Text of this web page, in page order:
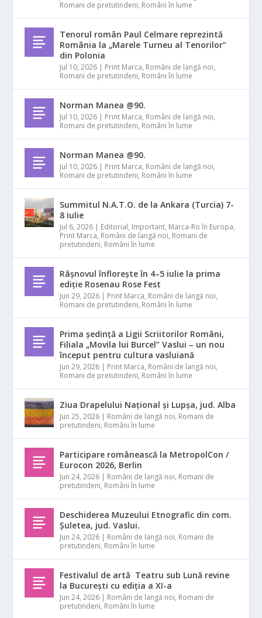
Romani de pretutindeni, Români în lume
Tenorul român Paul Celmare reprezintă
România la „Marele Turneu al Tenorilor”
din Polonia
Jul 10, 2026 | Print Marca, Români de langă noi,
Romani de pretutindeni, Români în lume
Norman Manea @90.
Jul 10, 2026 | Print Marca, Români de langă noi,
Romani de pretutindeni, Români în lume
Norman Manea @90.
Jul 10, 2026 | Print Marca, Români de langă noi,
Romani de pretutindeni, Români în lume
Summitul N.A.T.O. de la Ankara (Turcia) 7-
8 iulie
Jul 6, 2026 | Editorial, Important, Marca-Ro în Europa,
Print Marca, Români de langă noi, Romani de
pretutindeni, Români în lume
Râșnovul înflorește în 4–5 iulie la prima
ediție Rosenau Rose Fest
Jun 29, 2026 | Print Marca, Români de langă noi,
Romani de pretutindeni, Români în lume
Prima ședință a Ligii Scriitorilor Români,
Filiala „Movila lui Burcel” Vaslui – un nou
început pentru cultura vasluiană
Jun 29, 2026 | Print Marca, Români de langă noi,
Romani de pretutindeni, Români în lume
Ziua Drapelului Național și Lupșa, jud. Alba
Jun 25, 2026 | Români de langă noi, Romani de
pretutindeni, Români în lume
Participare românească la MetropolCon /
Eurocon 2026, Berlin
Jun 24, 2026 | Români de langă noi, Romani de
pretutindeni, Români în lume
Deschiderea Muzeului Etnografic din com.
Șuletea, jud. Vaslui.
Jun 24, 2026 | Români de langă noi, Romani de
pretutindeni, Români în lume
Festivalul de artă Teatru sub Lună revine
la București cu ediția a XI-a
Jun 24, 2026 | Români de langă noi, Romani de
pretutindeni, Români în lume